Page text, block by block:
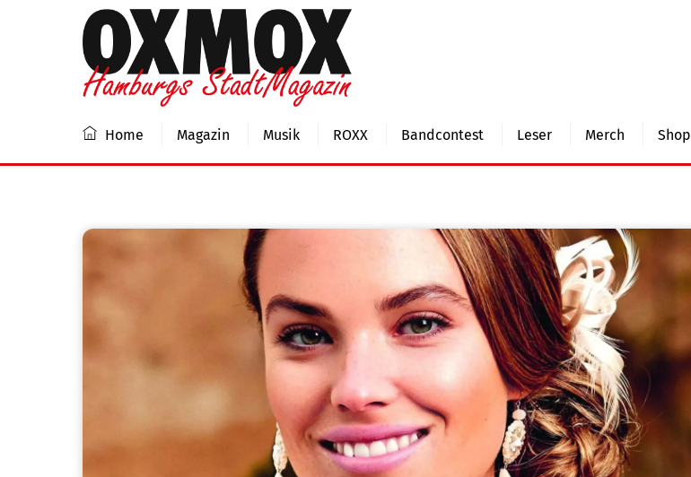
Home Magazin Musik ROXX Bandcontest Leser Merch Shop